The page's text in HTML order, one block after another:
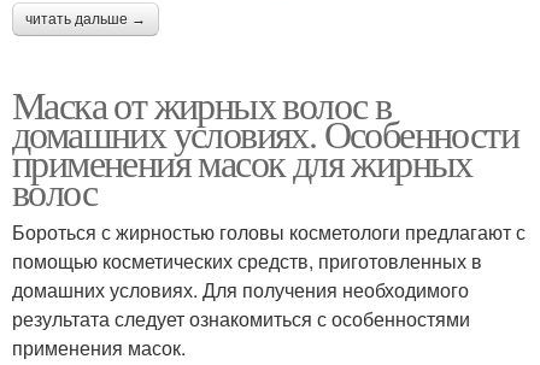
читать дальше →
Маска от жирных волос в
домашних условиях. Особенности
применения масок для жирных
волос
Бороться с жирностью головы косметологи предлагают с
помощью косметических средств, приготовленных в
домашних условиях. Для получения необходимого
результата следует ознакомиться с особенностями
применения масок.